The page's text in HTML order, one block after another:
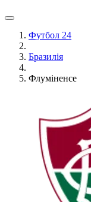
Футбол 24
Бразилія
Флуміненсе